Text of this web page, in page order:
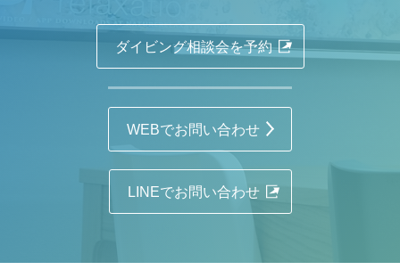
ダイビング相談会を予約
WEBでお問い合わせ
LINEでお問い合わせ